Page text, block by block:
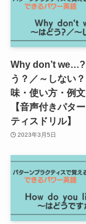
Why don’t we…?
う？／～しない
味・使い方・例
【音声付きパタ
ティスドリル】
2023年3月5日